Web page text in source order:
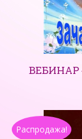
ВЕБИНАР
Распродажа!